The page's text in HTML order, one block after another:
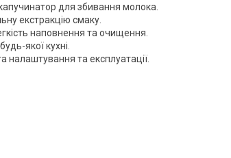
для збивання молока.
екстракцію смаку.
наповнення та очищення.
якої кухні.
налаштування та експлуатації.